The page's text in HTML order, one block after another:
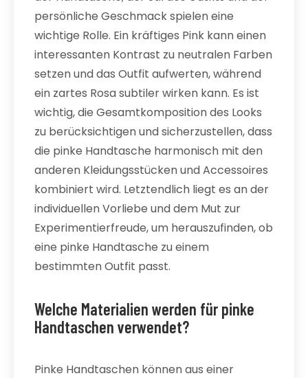
persönliche Geschmack spielen eine
wichtige Rolle. Ein kräftiges Pink kann einen
interessanten Kontrast zu neutralen Farben
setzen und das Outfit aufwerten, während
ein zartes Rosa subtiler wirken kann. Es ist
wichtig, die Gesamtkomposition des Looks
zu berücksichtigen und sicherzustellen, dass
die pinke Handtasche harmonisch mit den
anderen Kleidungsstücken und Accessoires
kombiniert wird. Letztendlich liegt es an der
individuellen Vorliebe und dem Mut zur
Experimentierfreude, um herauszufinden, ob
eine pinke Handtasche zu einem
bestimmten Outfit passt.
Welche Materialien werden für pinke
Handtaschen verwendet?
Pinke Handtaschen können aus einer